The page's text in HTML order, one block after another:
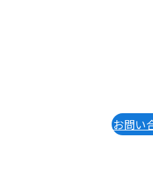
お問い